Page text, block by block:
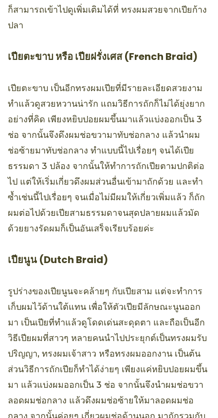
ก็สามารถเข้าไปดูเพิ่มเติมได้ที่ ทรงผมสวยจากเปียก้าง
ปลา
เปียตะขาบ หรือ เปียฝรั่งเศส (French Braid)
เปียตะขาบ เป็นอีกทรงผมเปียที่มีรายละเอียดสวยงาม
ทำแล้วดูสวยหวานน่ารัก แถมวิธีการถักก็ไม่ได้ยุ่งยาก
อย่างที่คิด เพียงหยิบปอยผมขึ้นมาแล้วแบ่งออกเป็น 3
ช่อ จากนั้นจึงดึงผมช่อขวามาทับช่อกลาง แล้วนำผม
ช่อซ้ายมาทับช่อกลาง ทำแบบนี้ไปเรื่อยๆ จนได้เปีย
ธรรมดา 3 ปล้อง จากนั้นให้ทำการถักเปียตามปกติต่อ
ไป แต่ให้เริ่มเกี่ยวดึงผมส่วนอื่นเข้ามาถักด้วย และทำ
ซ้ำเช่นนี้ไปเรื่อยๆ จนเมื่อไม่มีผมให้เกี่ยวเพิ่มแล้ว ก็ถัก
ผมต่อไปด้วยเปียสามธรรมดาจนสุดปลายผมแล้วมัด
ด้วยยางรัดผมก็เป็นอันเสร็จเรียบร้อยค่ะ
เปียนูน (Dutch Braid)
รูปร่างของเปียนูนจะคล้ายๆ กับเปียสาม แต่จะทำการ
เก็บผมไว้ด้านใต้แทน เพื่อให้ตัวเปียมีลักษณะนูนออก
มา เป็นเปียที่ทำแล้วดูโดดเด่นสะดุดตา และถือเป็นอีก
วิธีเปียผมที่สาวๆ หลายคนนำไปประยุกต์เป็นทรงผมรับ
ปริญญา, ทรงผมเจ้าสาว หรือทรงผมออกงาน เป็นต้น
ส่วนวิธีการถักเปียก็ทำได้ง่ายๆ เพียงแค่หยิบปอยผมขึ้น
มา แล้วแบ่งผมออกเป็น 3 ช่อ จากนั้นจึงนำผมช่อขวา
ลอดผมช่อกลาง แล้วดึงผมช่อซ้ายให้มาลอดผมช่อ
กลาง จากนั้นค่อยๆ เกี่ยวผมช่อด้านนอก มาถักรวมกับ